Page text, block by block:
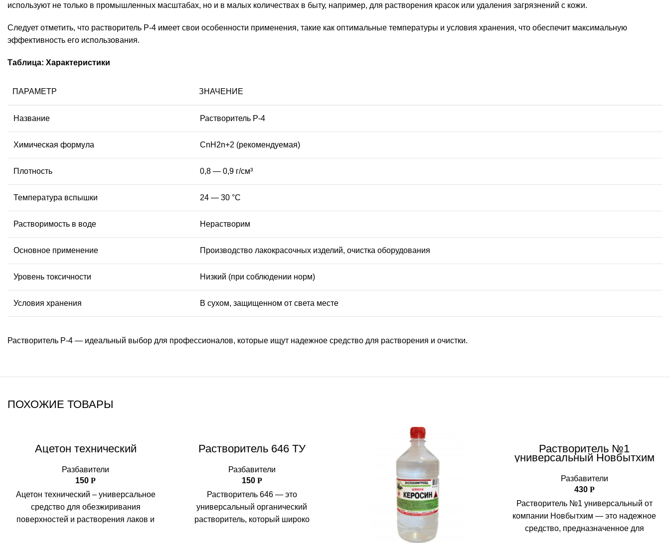
используют не только в промышленных масштабах, но и в малых количествах в быту, например, для растворения красок или удаления загрязнений с кожи.
Следует отметить, что растворитель Р-4 имеет свои особенности применения, такие как оптимальные температуры и условия хранения, что обеспечит максимальную
эффективность его использования.
Таблица: Характеристики
ПАРАМЕТР ЗНАЧЕНИЕ
Название Растворитель Р-4
Химическая формула CnH2n+2 (рекомендуемая)
Плотность 0,8 — 0,9 г/см³
Температура вспышки 24 — 30 °C
Растворимость в воде Нерастворим
Основное применение Производство лакокрасочных изделий, очистка оборудования
Уровень токсичности Низкий (при соблюдении норм)
Условия хранения В сухом, защищенном от света месте
Растворитель Р-4 — идеальный выбор для профессионалов, которые ищут надежное средство для растворения и очистки.
ПОХОЖИЕ ТОВАРЫ
Ацетон технический
Разбавители
150Р
Ацетон технический – универсальное
средство для обезжиривания
поверхностей и растворения лаков и
Растворитель 646 ТУ
Разбавители
150 Р
Растворитель 646 — это
универсальный органический
растворитель, который широко
Растворитель №1
универсальный Новбытхим
Разбавители
430 Р
Растворитель №1 универсальный от
компании Новбытхим — это надежное
средство, предназначенное для